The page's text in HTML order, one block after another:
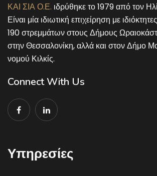
ΚΑΙ ΣΙΑ Ο.Ε. ιδρύθηκε το 1979 από τον
Είναι μία ιδιωτική επιχείρηση με
190 στρεμμάτων στους Δήμους
στην Θεσσαλονίκη, αλλά και στον Δήμο
νομού Κιλκίς.
Connect With Us
Υπηρεσίες